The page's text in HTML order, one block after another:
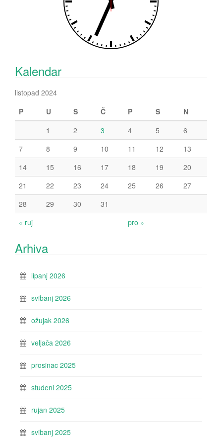
Kalendar
listopad 2024
P
U S Č P S N
« ruj pro »
1 2 3 4 5
6
7
8 9 10 11 12
13
14
15 16 17 18 19
20
21
22 23 24 25 26
27
28
29 30 31
Arhiva
lipanj 2026
svibanj 2026
ožujak 2026
veljača 2026
prosinac 2025
studeni 2025
rujan 2025
svibanj 2025